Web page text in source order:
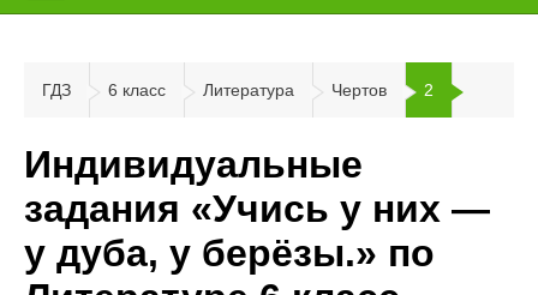
ГДЗ 6 класс Литература Чертов 2
Индивидуальные
задания «Учись у них —
у дуба, у берёзы.» по